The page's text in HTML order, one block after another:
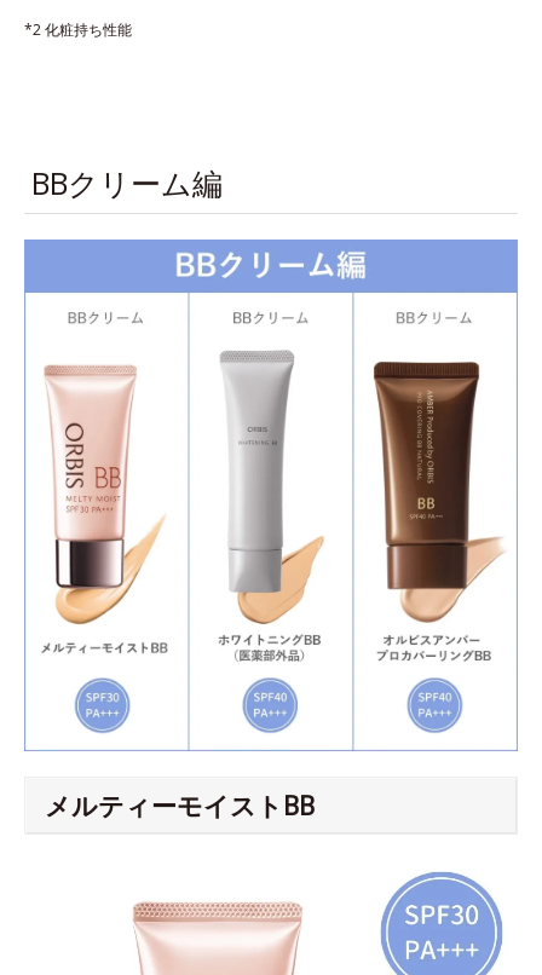
*2 化粧持ち性能
BBクリーム編
メルティーモイストBB